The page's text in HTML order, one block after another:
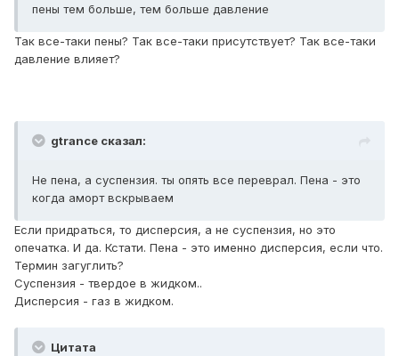
пены тем больше, тем больше давление
Так все-таки пены? Так все-таки присутствует? Так все-таки
давление влияет?
gtrance сказал:
Не пена, а суспензия. ты опять все переврал. Пена - это
когда аморт вскрываем
Если придраться, то дисперсия, а не суспензия, но это
опечатка. И да. Кстати. Пена - это именно дисперсия, если что.
Термин загуглить?
Суспензия - твердое в жидком..
Дисперсия - газ в жидком.
Цитата